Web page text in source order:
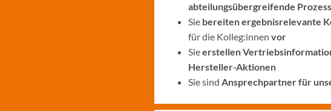
abteilungsübergreifende
Sie bereitenergebnisrelevante
für die Kolleg:innen vor
Sieerstellen
Hersteller-Aktionen
Sie sind Ansprechpartner für